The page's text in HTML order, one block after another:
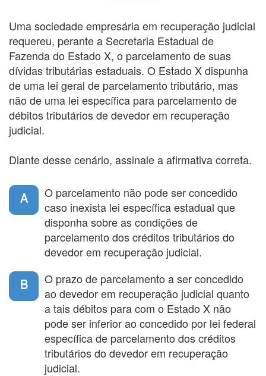
Uma sociedade empresária em recuperação judicial
requereu, perante a Secretaria Estadual de
Fazenda do Estado X, o parcelamento de suas
dívidas tributárias estaduais. O Estado X dispunha
de uma lei geral de parcelamento tributário, mas
não de uma lei específica para parcelamento de
débitos tributários de devedor em recuperação
judicial.
Diante desse cenário, assinale a afirmativa correta.
A
O parcelamento não pode ser concedido
caso inexista lei específica estadual que
disponha sobre as condições de
parcelamento dos créditos tributários do
devedor em recuperação judicial.
B
O prazo de parcelamento a ser concedido
ao devedor em recuperação judicial quanto
a tais débitos para com o Estado X não
pode ser inferior ao concedido por lei federal
específica de parcelamento dos créditos
tributários do devedor em recuperação
judicial.